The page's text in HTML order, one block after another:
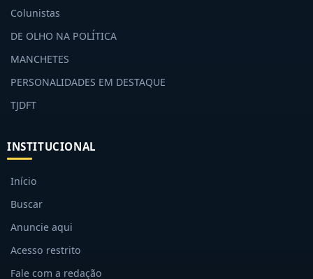
Colunistas
DE OLHO NA POLÍTICA
MANCHETES
PERSONALIDADES EM DESTAQUE
TJDFT
INSTITUCIONAL
Início
Buscar
Anuncie aqui
Acesso restrito
Fale com a redação